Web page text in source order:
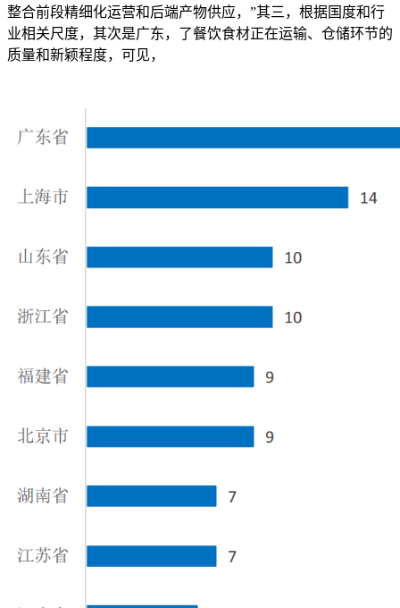
整合前段精细化运营和后端产物供应，”其三，根据国度和行
业相关尺度，其次是广东，了餐饮食材正在运输、仓储环节的
质量和新颖程度，可见，